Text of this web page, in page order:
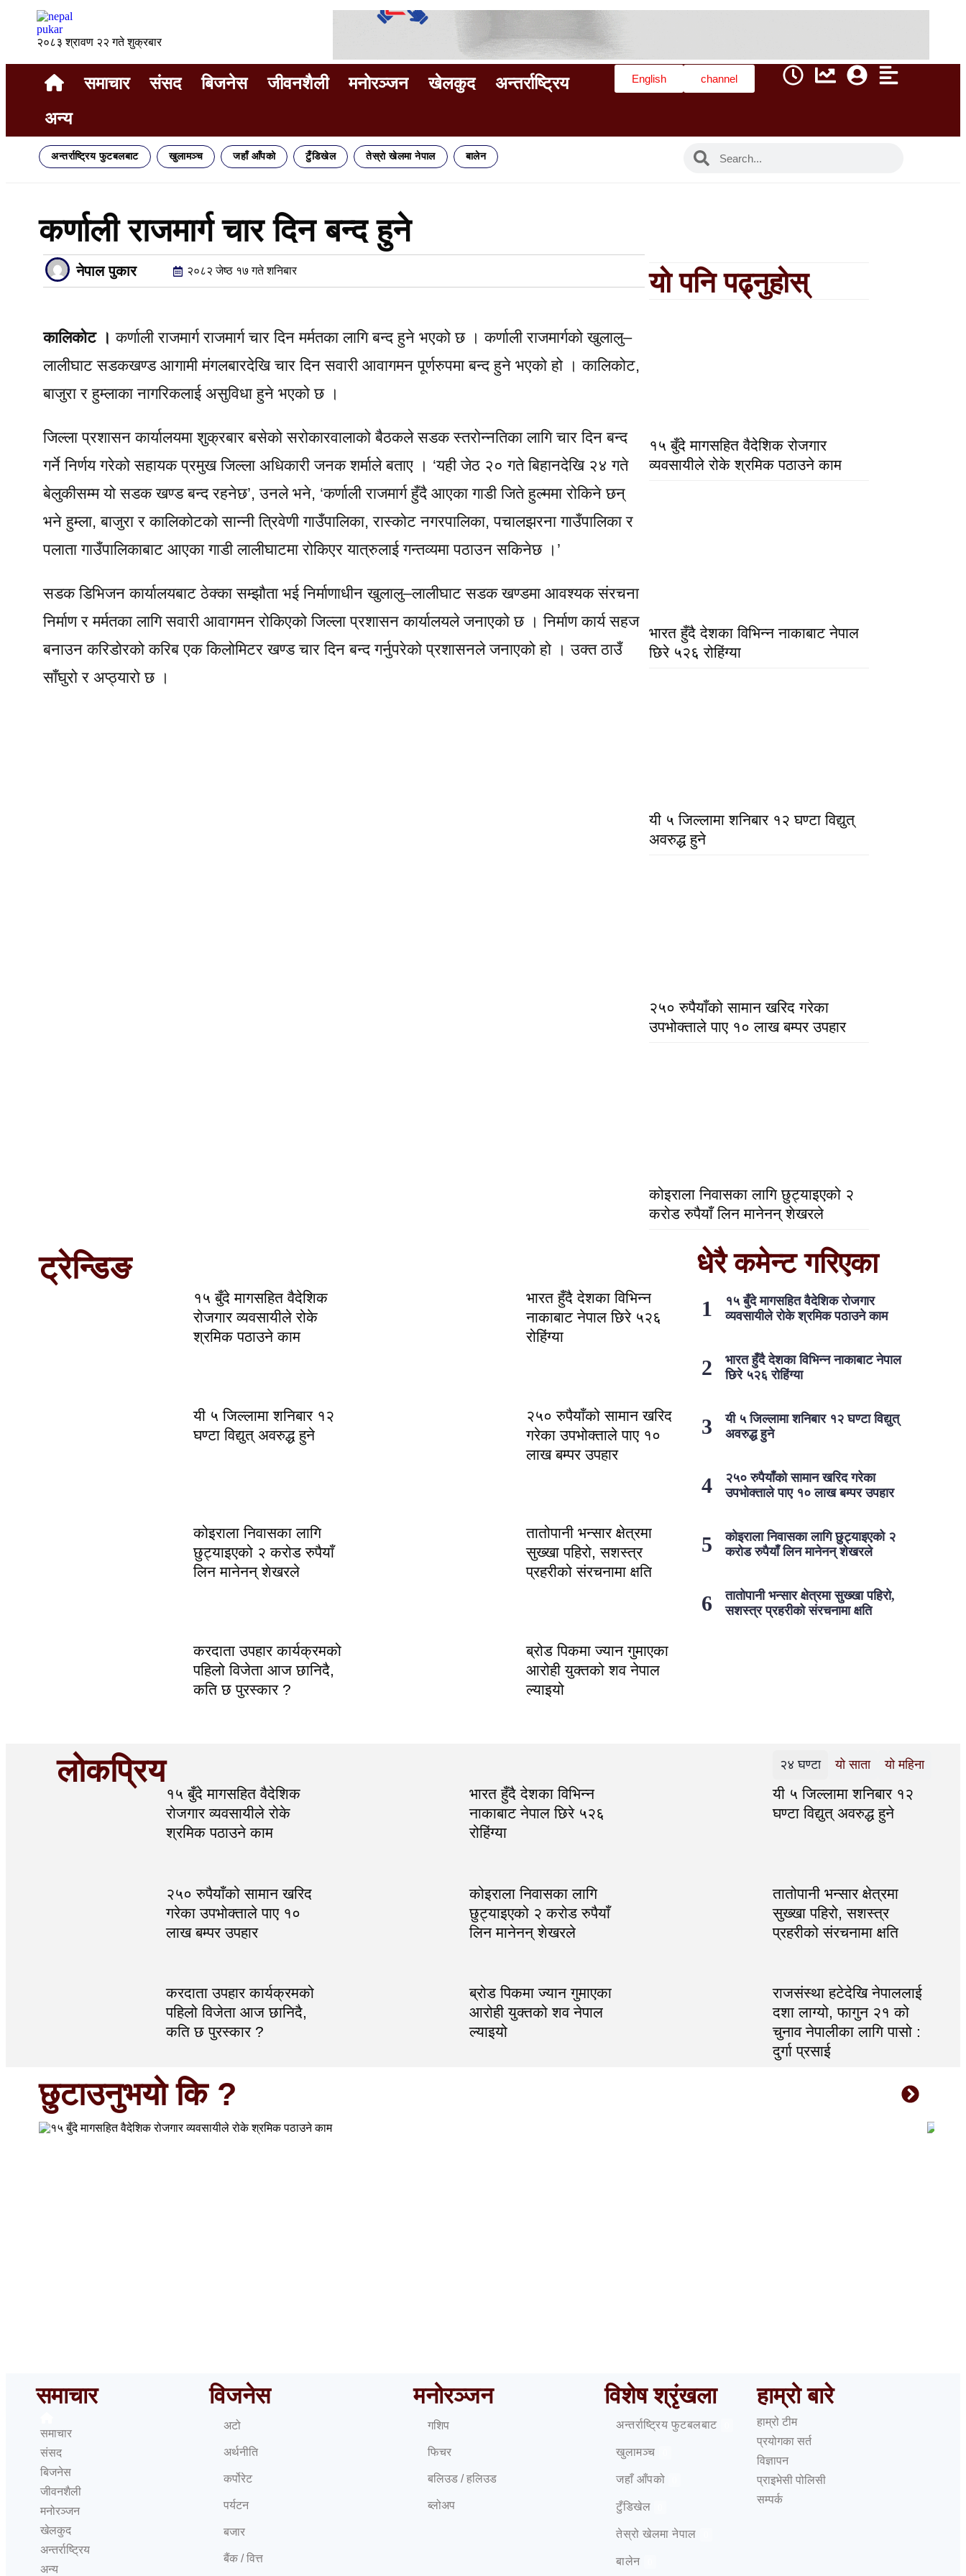
२०८३ श्रावण २२ गते शुक्रबार
समाचार संसद बिजनेस जीवनशैली मनोरञ्जन खेलकुद
अन्तर्राष्ट्रिय
अन्य
English channel
अन्तर्राष्ट्रिय फुटबलबाट खुलामञ्च जहाँ आँपको टुँडिखेल तेस्रो खेलमा नेपाल बालेन
कर्णाली राजमार्ग चार दिन बन्द हुने
नेपाल पुकार २०८२ जेष्ठ १७ गते शनिबार
कालिकोट । कर्णाली राजमार्ग राजमार्ग चार दिन मर्मतका लागि बन्द हुने भएको छ । कर्णाली राजमार्गको खुलालु–
लालीघाट सडकखण्ड आगामी मंगलबारदेखि चार दिन सवारी आवागमन पूर्णरुपमा बन्द हुने भएको हो । कालिकोट,
बाजुरा र हुम्लाका नागरिकलाई असुविधा हुने भएको छ ।
जिल्ला प्रशासन कार्यालयमा शुक्रबार बसेको सरोकारवालाको बैठकले सडक स्तरोन्नतिका लागि चार दिन बन्द
गर्ने निर्णय गरेको सहायक प्रमुख जिल्ला अधिकारी जनक शर्माले बताए । ‘यही जेठ २० गते बिहानदेखि २४ गते
बेलुकीसम्म यो सडक खण्ड बन्द रहनेछ’, उनले भने, ‘कर्णाली राजमार्ग हुँदै आएका गाडी जिते हुल्ममा रोकिने छन्
भने हुम्ला, बाजुरा र कालिकोटको सान्नी त्रिवेणी गाउँपालिका, रास्कोट नगरपालिका, पचालझरना गाउँपालिका र
पलाता गाउँपालिकाबाट आएका गाडी लालीघाटमा रोकिएर यात्रुलाई गन्तव्यमा पठाउन सकिनेछ ।’
सडक डिभिजन कार्यालयबाट ठेक्का सम्झौता भई निर्माणाधीन खुलालु–लालीघाट सडक खण्डमा आवश्यक संरचना
निर्माण र मर्मतका लागि सवारी आवागमन रोकिएको जिल्ला प्रशासन कार्यालयले जनाएको छ । निर्माण कार्य सहज
बनाउन करिडोरको करिब एक किलोमिटर खण्ड चार दिन बन्द गर्नुपरेको प्रशासनले जनाएको हो । उक्त ठाउँ
साँघुरो र अप्ठ्यारो छ ।
यो पनि पढ्नुहोस्
१५ बुँदे मागसहित वैदेशिक रोजगार
व्यवसायीले रोके श्रमिक पठाउने काम
भारत हुँदै देशका विभिन्न नाकाबाट नेपाल
छिरे ५२६ रोहिंग्या
यी ५ जिल्लामा शनिबार १२ घण्टा विद्युत्
अवरुद्ध हुने
२५० रुपैयाँको सामान खरिद गरेका
उपभोक्ताले पाए १० लाख बम्पर उपहार
कोइराला निवासका लागि छुट्याइएको २
करोड रुपैयाँ लिन मानेनन् शेखरले
ट्रेन्डिङ
१५ बुँदे मागसहित वैदेशिक
रोजगार व्यवसायीले रोके
श्रमिक पठाउने काम
भारत हुँदै देशका विभिन्न
नाकाबाट नेपाल छिरे ५२६
रोहिंग्या
यी ५ जिल्लामा शनिबार १२
घण्टा विद्युत् अवरुद्ध हुने
२५० रुपैयाँको सामान खरिद
गरेका उपभोक्ताले पाए १०
लाख बम्पर उपहार
कोइराला निवासका लागि
छुट्याइएको २ करोड रुपैयाँ
लिन मानेनन् शेखरले
तातोपानी भन्सार क्षेत्रमा
सुख्खा पहिरो, सशस्त्र
प्रहरीको संरचनामा क्षति
करदाता उपहार कार्यक्रमको
पहिलो विजेता आज छानिदै,
कति छ पुरस्कार ?
ब्रोड पिकमा ज्यान गुमाएका
आरोही युक्तको शव नेपाल
ल्याइयो
धेरै कमेन्ट गरिएका
१५ बुँदे मागसहित वैदेशिक रोजगार
व्यवसायीले रोके श्रमिक पठाउने काम
भारत हुँदै देशका विभिन्न नाकाबाट नेपाल
छिरे ५२६ रोहिंग्या
यी ५ जिल्लामा शनिबार १२ घण्टा विद्युत्
अवरुद्ध हुने
२५० रुपैयाँको सामान खरिद गरेका
उपभोक्ताले पाए १० लाख बम्पर उपहार
कोइराला निवासका लागि छुट्याइएको २
करोड रुपैयाँ लिन मानेनन् शेखरले
तातोपानी भन्सार क्षेत्रमा सुख्खा पहिरो,
सशस्त्र प्रहरीको संरचनामा क्षति
लोकप्रिय २४ घण्टा यो साता यो महिना
१५ बुँदे मागसहित वैदेशिक
रोजगार व्यवसायीले रोके
श्रमिक पठाउने काम
भारत हुँदै देशका विभिन्न
नाकाबाट नेपाल छिरे ५२६
रोहिंग्या
यी ५ जिल्लामा शनिबार १२
घण्टा विद्युत् अवरुद्ध हुने
२५० रुपैयाँको सामान खरिद
गरेका उपभोक्ताले पाए १०
लाख बम्पर उपहार
कोइराला निवासका लागि
छुट्याइएको २ करोड रुपैयाँ
लिन मानेनन् शेखरले
तातोपानी भन्सार क्षेत्रमा
सुख्खा पहिरो, सशस्त्र
प्रहरीको संरचनामा क्षति
करदाता उपहार कार्यक्रमको
पहिलो विजेता आज छानिदै,
कति छ पुरस्कार ?
ब्रोड पिकमा ज्यान गुमाएका
आरोही युक्तको शव नेपाल
ल्याइयो
राजसंस्था हटेदेखि नेपाललाई
दशा लाग्यो, फागुन २१ को
चुनाव नेपालीका लागि पासो :
दुर्गा प्रसाई
छुटाउनुभयो कि ?
समाचार
समाचार
संसद
बिजनेस
जीवनशैली
मनोरञ्जन
खेलकुद
अन्तर्राष्ट्रिय
अन्य
विजनेस
अटो
अर्थनीति
कर्पोरेट
पर्यटन
बजार
बैंक / वित्त
मनोरञ्जन
गशिप
फिचर
बलिउड / हलिउड
ब्लोअप
विशेष श्रृंखला
अन्तर्राष्ट्रिय फुटबलबाट
खुलामञ्च
जहाँ आँपको
टुँडिखेल
तेस्रो खेलमा नेपाल
बालेन
हाम्रो बारे
हाम्रो टीम
प्रयोगका सर्त
विज्ञापन
प्राइभेसी पोलिसी
सम्पर्क